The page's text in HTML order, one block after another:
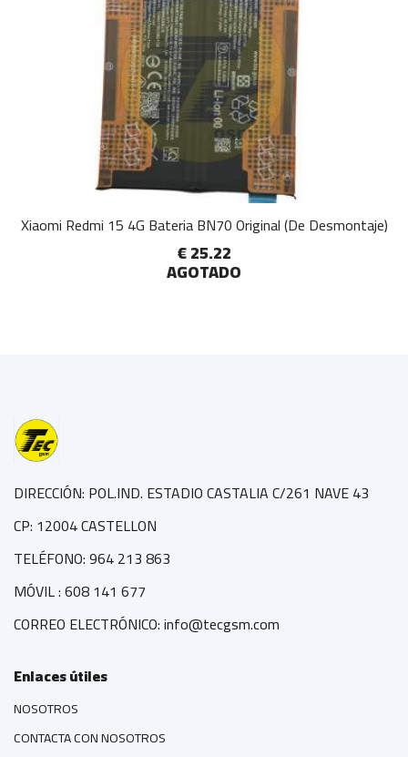
Xiaomi Redmi 15 4G Bateria BN70 Original (De Desmontaje)
€ 25.22
AGOTADO
DIRECCIÓN: POL.IND. ESTADIO CASTALIA C/261 NAVE 43
CP: 12004 CASTELLON
TELÉFONO: 964 213 863
MÓVIL : 608 141 677
CORREO ELECTRÓNICO: info@tecgsm.com
Enlaces útiles
NOSOTROS
CONTACTA CON NOSOTROS